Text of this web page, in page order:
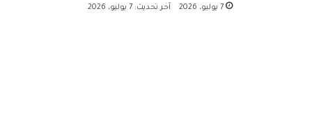
7 يوليو، 2026 آخر تحديث: 7 يوليو، 2026